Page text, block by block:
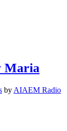
Maria
by AIAEM Radio